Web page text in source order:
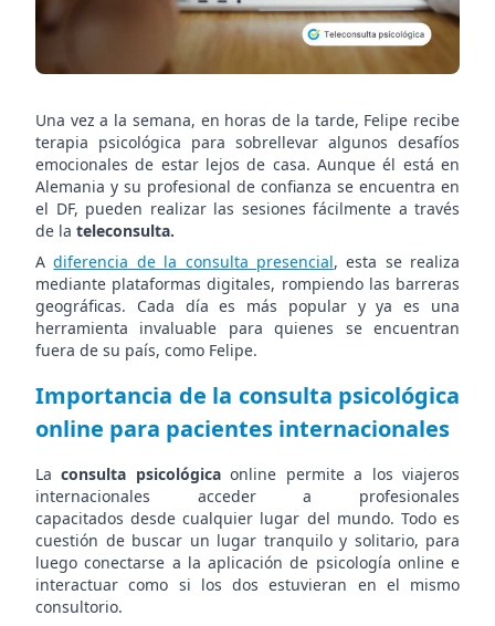
Una vez a la semana, en horas de la tarde, Felipe recibe
terapia psicológica para sobrellevar algunos desafíos
emocionales de estar lejos de casa. Aunque él está en
Alemania y su profesional de confianza se encuentra en
el DF, pueden realizar las sesiones fácilmente a través
de la teleconsulta.
Adiferencia de la consulta presencial, esta se realiza
mediante plataformas digitales, rompiendo las barreras
geográficas. Cada día es más popular y ya es una
herramienta invaluable para quienes se encuentran
fuera de su país, como Felipe.
Importancia de la consulta psicológica​
online para pacientes internacionales
Laconsulta psicológicaonline permite a los viajeros
internacionales acceder a profesionales
capacitados desde cualquier lugar del mundo. Todo es
cuestión de buscar un lugar tranquilo y solitario, para
luego conectarse a la aplicación de psicología online e
interactuar como si los dos estuvieran en el mismo
consultorio.